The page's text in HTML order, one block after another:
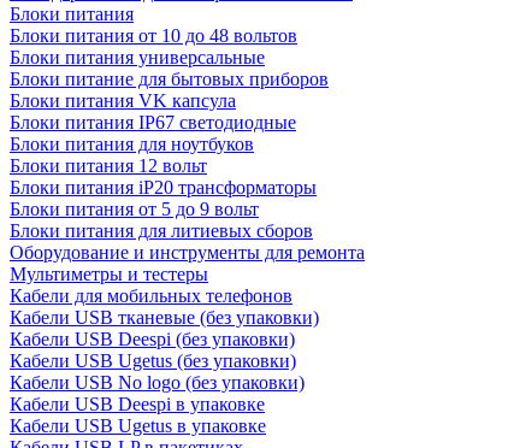
Блоки питания
Блоки питания от 10 до 48 вольтов
Блоки питания универсальные
Блоки питание для бытовых приборов
Блоки питания VK капсула
Блоки питания IP67 светодиодные
Блоки питания для ноутбуков
Блоки питания 12 вольт
Блоки питания iP20 трансформаторы
Блоки питания от 5 до 9 вольт
Блоки питания для литиевых сборов
Оборудование и инструменты для ремонта
Мультиметры и тестеры
Кабели для мобильных телефонов
Кабели USB тканевые (без упаковки)
Кабели USB Deespi (без упаковки)
Кабели USB Ugetus (без упаковки)
Кабели USB No logo (без упаковки)
Кабели USB Deespi в упаковке
Кабели USB Ugetus в упаковке